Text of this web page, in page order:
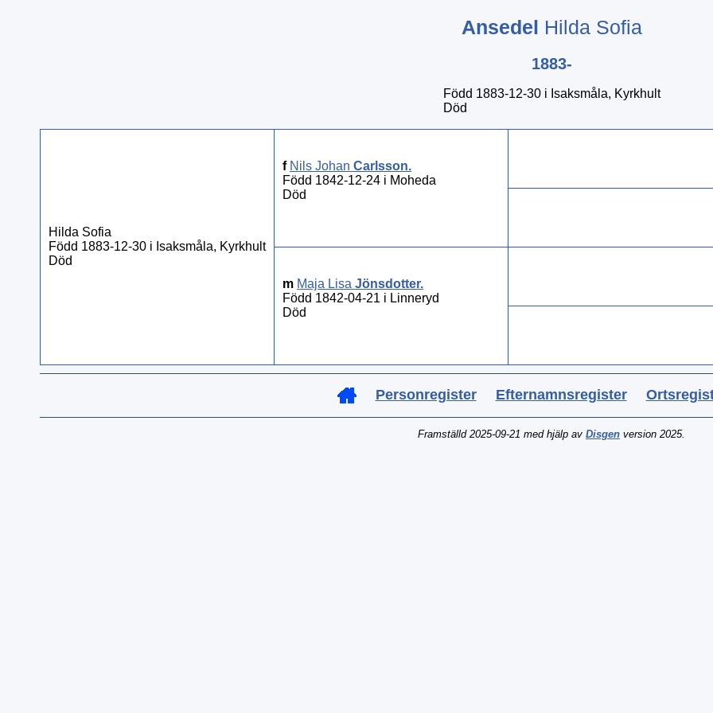
Ansedel Hilda Sofia
1883-
Född 1883-12-30 i Isaksmåla, Kyrkhult
Död
Hilda Sofia
Född 1883-12-30 i Isaksmåla, Kyrkhult
Död
f Nils Johan Carlsson.
Född 1842-12-24 i Moheda
Död
m Maja Lisa Jönsdotter.
Född 1842-04-21 i Linneryd
Död
Personregister Efternamnsregister
Framställd 2025-09-21 med hjälp av Disgen version 2025.